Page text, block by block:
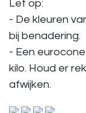
Let op:
- De kleuren
bij benadering.
- Een
kilo. Houd er
afwijken.